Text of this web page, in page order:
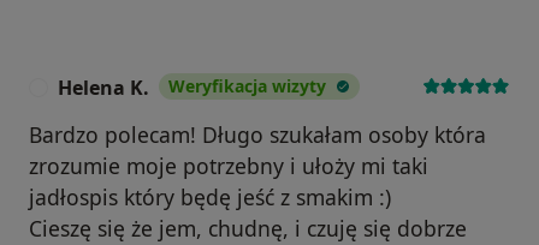
Helena K. Weryfikacja wizyty
Bardzo polecam! Długo szukałam osoby która
zrozumie moje potrzebny i ułoży mi taki
jadłospis który będę jeść z smakim :)
Cieszę się że jem, chudnę, i czuję się dobrze